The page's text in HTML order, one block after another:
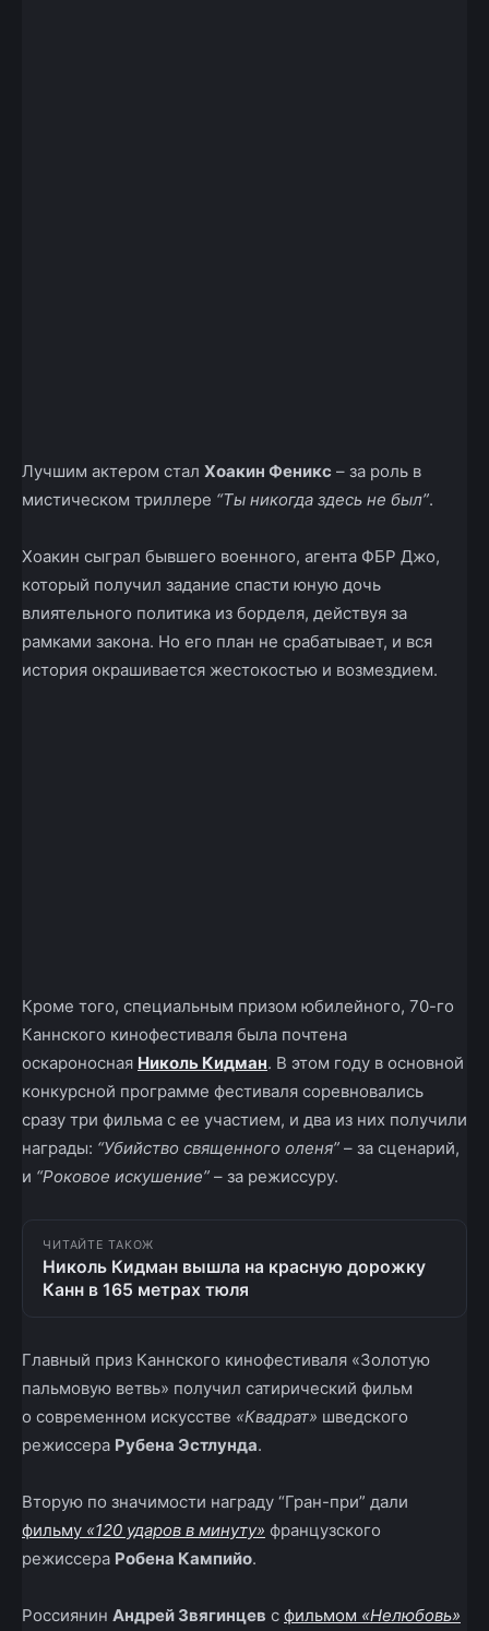
Лучшим актером стал Хоакин Феникс – за роль в
мистическом триллере “Ты никогда здесь не был”.
Хоакин сыграл бывшего военного, агента ФБР Джо,
который получил задание спасти юную дочь
влиятельного политика из борделя, действуя за
рамками закона. Но его план не срабатывает, и вся
история окрашивается жестокостью и возмездием.
Кроме того, специальным призом юбилейного, 70-го
Каннского кинофестиваля была почтена
оскароносная Николь Кидман. В этом году в основной
конкурсной программе фестиваля соревновались
сразу три фильма с ее участием, и два из них получили
награды: “Убийство священного оленя” – за сценарий,
и “Роковое искушение” – за режиссуру.
ЧИТАЙТЕ ТАКОЖ
Николь Кидман вышла на красную дорожку
Канн в 165 метрах тюля
Главный приз Каннского кинофестиваля «Золотую
пальмовую ветвь» получил сатирический фильм
о современном искусстве «Квадрат» шведского
режиссера Рубена Эстлунда.
Вторую по значимости награду “Гран-при” дали
фильму «120 ударов в минуту» французского
режиссера Робена Кампийо.
Россиянин Андрей Звягинцев с фильмом «Нелюбовь»